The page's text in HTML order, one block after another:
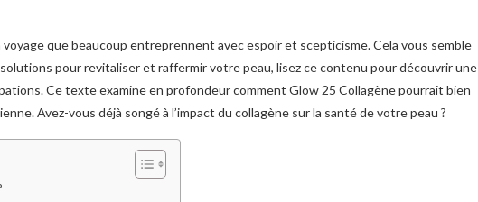
que beaucoup entreprennent avec espoir et scepticisme. Cela vous semble
pour revitaliser et raffermir votre peau, lisez ce contenu pour découvrir une
Ce texte examine en profondeur comment Glow 25 Collagène pourrait bien
Avez-vous déjà songé à l’impact du collagène sur la santé de votre peau ?